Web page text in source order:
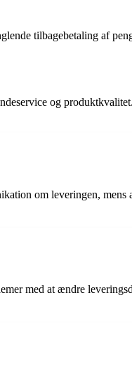
tilbagebetaling af
og
om leveringen,
med at ændre